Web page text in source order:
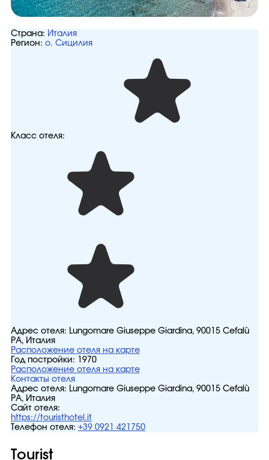
Страна: Италия
Регион: о. Сицилия
Класс отеля:
Адрес отеля: Lungomare Giuseppe Giardina, 90015 Cefalù
PA, Италия
Расположение отеля на карте
Год постройки:
1970
Расположение отеля на карте
Контакты отеля
Адрес отеля: Lungomare Giuseppe Giardina, 90015 Cefalù
PA, Италия
Сайт отеля:
https://touristhotel.it
Телефон отеля: +39 0921 421750
Tourist